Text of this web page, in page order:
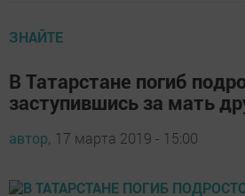
ЗНАЙТЕ
В Татарстане погиб
заступившись за мать
автор, 17 марта 2019 - 15:00